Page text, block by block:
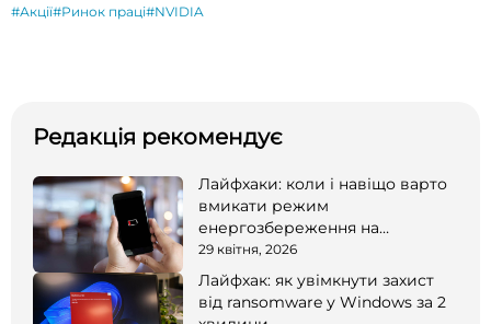
#Акції#Ринок праці#NVIDIA
Редакція рекомендує
Лайфхаки: коли і навіщо варто
вмикати режим
енергозбереження на
смартфоні
29 квітня, 2026
Лайфхак: як увімкнути захист
від ransomware у Windows за 2